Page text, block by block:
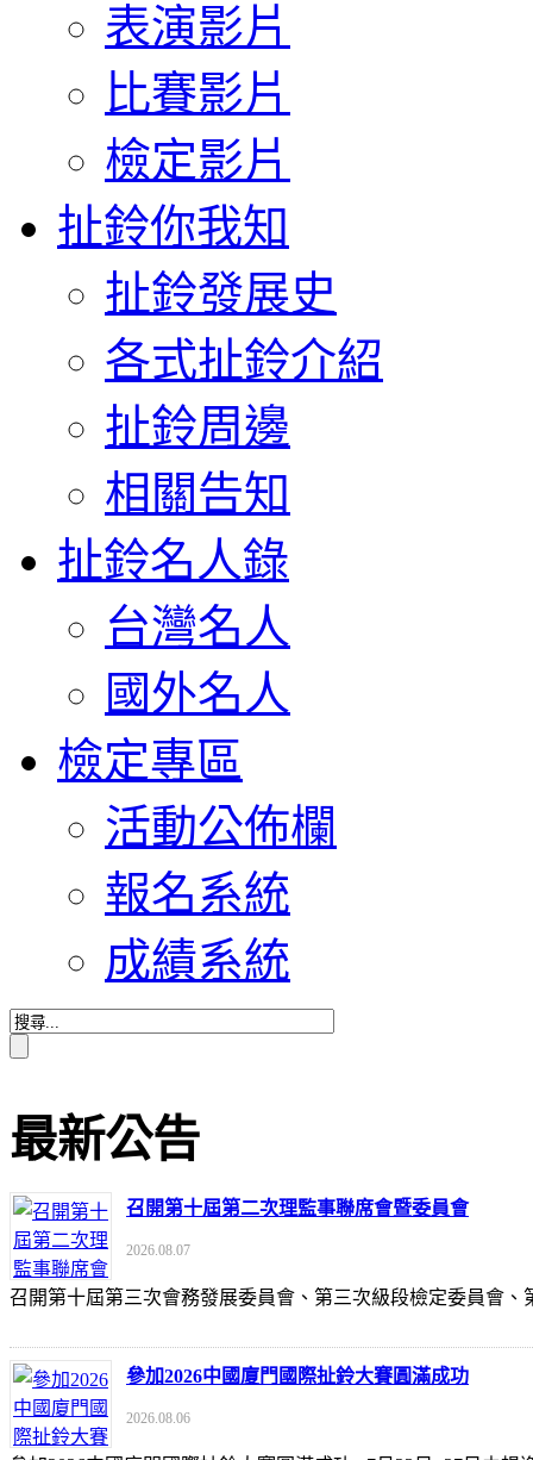
表演影片
比賽影片
檢定影片
扯鈴你我知
扯鈴發展史
各式扯鈴介紹
扯鈴周邊
相關告知
扯鈴名人錄
台灣名人
國外名人
檢定專區
活動公佈欄
報名系統
成績系統
最新公告
召開第十屆第二次理監事聯席會暨委員會
2026.08.07
召開第十屆第三次會務發展委員會、第三次級段檢定委員
參加2026中國廈門國際扯鈴大賽圓滿成功
2026.08.06